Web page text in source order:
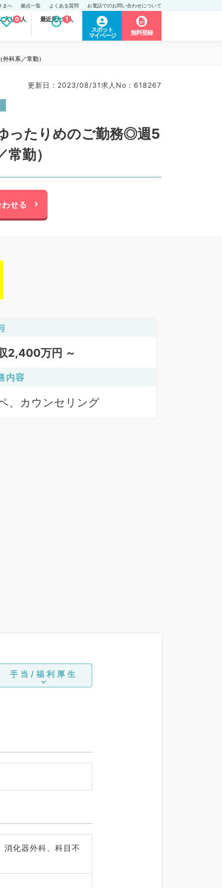
まへ 拠点一覧 よくある質問 お電話でのお問い合わせについて
入り求人
0 最近見た求人
1
スポット
マイページ
無料登録
科系／常勤）
更新日 : 2023/08/31求人No : 618267
ったりめのご勤務◎週5
勤）
せる
2,400万円 ～
内容
、カウンセリング
手当/福利厚生
消化器外科、科目不